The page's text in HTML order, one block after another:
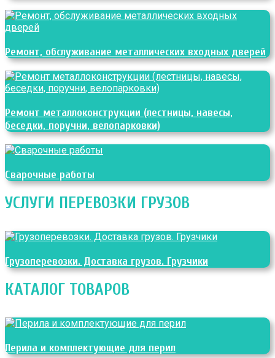
Ремонт, обслуживание металлических входных дверей
Ремонт металлоконструкции (лестницы, навесы,
беседки, поручни, велопарковки)
Сварочные работы
УСЛУГИ ПЕРЕВОЗКИ ГРУЗОВ
Грузоперевозки. Доставка грузов. Грузчики
КАТАЛОГ ТОВАРОВ
Перила и комплектующие для перил